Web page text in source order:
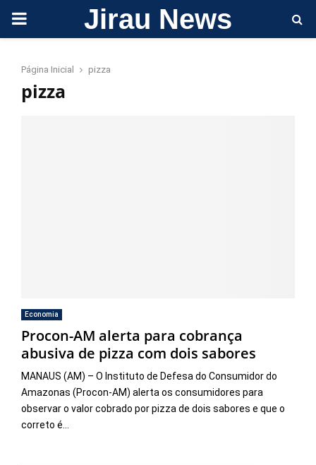
PRIMARY Jirau News
Página Inicial pizza
pizza
Economia
Procon-AM alerta para cobrança
abusiva de pizza com dois sabores
MANAUS (AM) – O Instituto de Defesa do Consumidor do
Amazonas (Procon-AM) alerta os consumidores para
observar o valor cobrado por pizza de dois sabores e que o
correto é...